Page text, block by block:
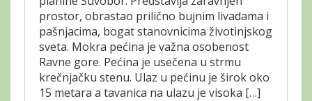
prostor, obrastao prilično bujnim livadama i
pašnjacima, bogat stanovnicima životinjskog
sveta. Mokra pećina je važna osobenost
Ravne gore. Pećina je usečena u strmu
krečnjačku stenu. Ulaz u pećinu je širok oko
15 metara a tavanica na ulazu je visoka […]